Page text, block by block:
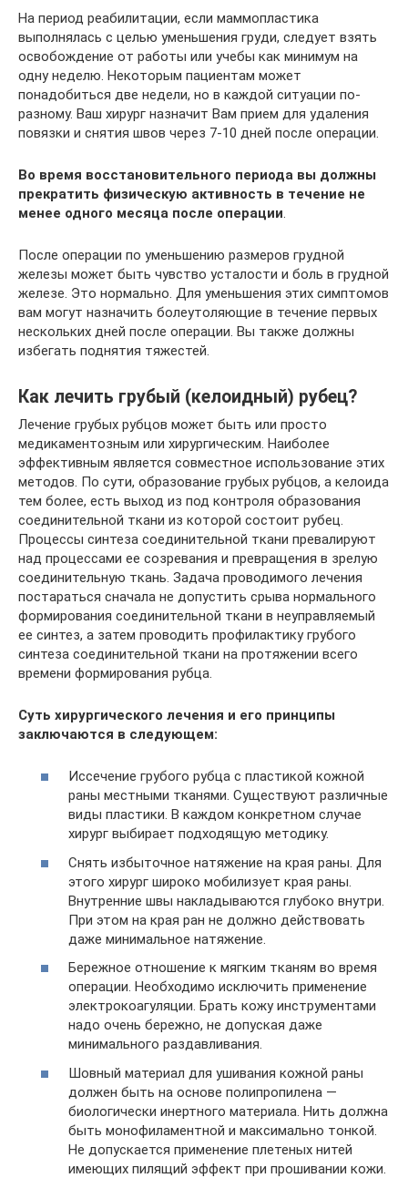
На период реабилитации, если маммопластика
выполнялась с целью уменьшения груди, следует взять
освобождение от работы или учебы как минимум на
одну неделю. Некоторым пациентам может
понадобиться две недели, но в каждой ситуации по-
разному. Ваш хирург назначит Вам прием для удаления
повязки и снятия швов через 7-10 дней после операции.
Во время восстановительного периода вы должны
прекратить физическую активность в течение не
менее одного месяца после операции
После операции по уменьшению размеров грудной
железы может быть чувство усталости и боль в грудной
железе. Это нормально. Для уменьшения этих симптомов
вам могут назначить болеутоляющие в течение первых
нескольких дней после операции. Вы также должны
избегать поднятия тяжестей.
Как лечить грубый (келоидный) рубец?
Лечение грубых рубцов может быть или просто
медикаментозным или хирургическим. Наиболее
эффективным является совместное использование этих
методов. По сути, образование грубых рубцов, а келоида
тем более, есть выход из под контроля образования
соединительной ткани из которой состоит рубец.
Процессы синтеза соединительной ткани превалируют
над процессами ее созревания и превращения в зрелую
соединительную ткань. Задача проводимого лечения
постараться сначала не допустить срыва нормального
формирования соединительной ткани в неуправляемый
ее синтез, а затем проводить профилактику грубого
синтеза соединительной ткани на протяжении всего
времени формирования рубца.
Суть хирургического лечения и его принципы
заключаются в следующем:
Иссечение грубого рубца с пластикой кожной
раны местными тканями. Существуют различные
виды пластики. В каждом конкретном случае
хирург выбирает подходящую методику.
Снять избыточное натяжение на края раны. Для
этого хирург широко мобилизует края раны.
Внутренние швы накладываются глубоко внутри.
При этом на края ран не должно действовать
даже минимальное натяжение.
Бережное отношение к мягким тканям во время
операции. Необходимо исключить применение
электрокоагуляции. Брать кожу инструментами
надо очень бережно, не допуская даже
минимального раздавливания.
Шовный материал для ушивания кожной раны
должен быть на основе полипропилена —
биологически инертного материала. Нить должна
быть монофиламентной и максимально тонкой.
Не допускается применение плетеных нитей
имеющих пилящий эффект при прошивании кожи.